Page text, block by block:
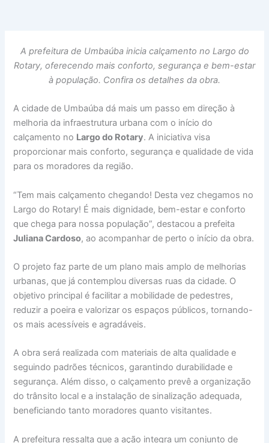
A prefeitura de Umbaúba inicia calçamento no Largo do
Rotary, oferecendo mais conforto, segurança e bem-estar
à população. Confira os detalhes da obra.
A cidade de Umbaúba dá mais um passo em direção à
melhoria da infraestrutura urbana com o início do
calçamento no Largo do Rotary. A iniciativa visa
proporcionar mais conforto, segurança e qualidade de vida
para os moradores da região.
“Tem mais calçamento chegando! Desta vez chegamos no
Largo do Rotary! É mais dignidade, bem-estar e conforto
que chega para nossa população”, destacou a prefeita
Juliana Cardoso, ao acompanhar de perto o início da obra.
O projeto faz parte de um plano mais amplo de melhorias
urbanas, que já contemplou diversas ruas da cidade. O
objetivo principal é facilitar a mobilidade de pedestres,
reduzir a poeira e valorizar os espaços públicos, tornando-
os mais acessíveis e agradáveis.
A obra será realizada com materiais de alta qualidade e
seguindo padrões técnicos, garantindo durabilidade e
segurança. Além disso, o calçamento prevê a organização
do trânsito local e a instalação de sinalização adequada,
beneficiando tanto moradores quanto visitantes.
A prefeitura ressalta que a ação integra um conjunto de